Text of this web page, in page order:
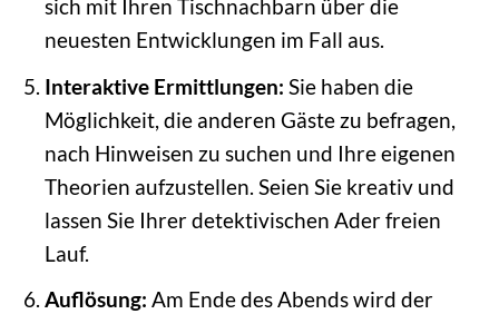
sich mit Ihren Tischnachbarn über die
neuesten Entwicklungen im Fall aus.
Interaktive Ermittlungen: Sie haben die
Möglichkeit, die anderen Gäste zu befragen,
nach Hinweisen zu suchen und Ihre eigenen
Theorien aufzustellen. Seien Sie kreativ und
lassen Sie Ihrer detektivischen Ader freien
Lauf.
Auflösung: Am Ende des Abends wird der